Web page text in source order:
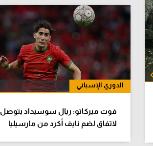
الدوري الإسباني
فوت ميركاتو: ريال سوسيداد يتوصل
لاتفاق لضم نايف أكرد من مارسيليا